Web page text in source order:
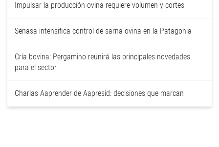
Impulsar la producción ovina requiere volumen y cortes
Senasa intensifica control de sarna ovina en la Patagonia
Cría bovina: Pergamino reunirá las principales novedades
para el sector
Charlas Aaprender de Aapresid: decisiones que marcan